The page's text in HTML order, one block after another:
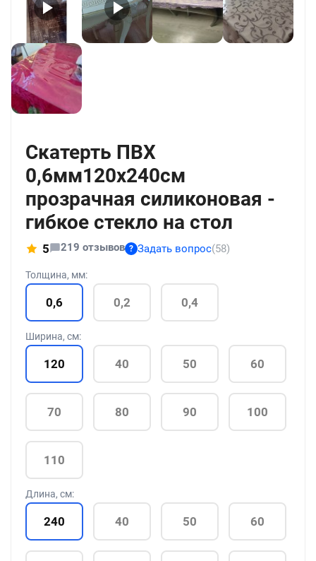
Скатерть ПВХ
0,6мм120x240см
прозрачная силиконовая -
гибкое стекло на стол
5 219 отзывов ? Задать вопрос(58)
Толщина, мм:
0,6 0,2 0,4
Ширина, см:
120 40 50 60
70 80 90 100
110
Длина, см:
240 40 50 60